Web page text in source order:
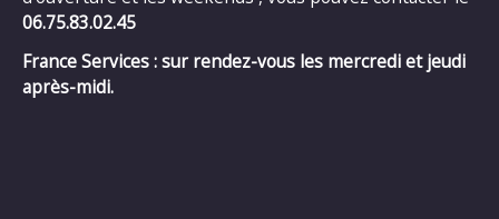
06.75.83.02.45
France Services : sur rendez-vous les mercredi et jeudi
après-midi.